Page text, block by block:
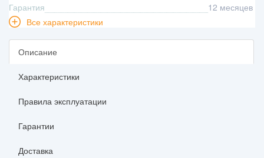
Гарантия
12 месяцев
Все характеристики
Описание
Характеристики
Правила эксплуатации
Гарантии
Доставка